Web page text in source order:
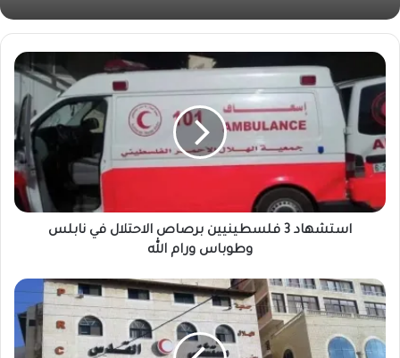
استشهاد 3 فلسطينيين برصاص الاحتلال في نابلس
وطوباس ورام الله